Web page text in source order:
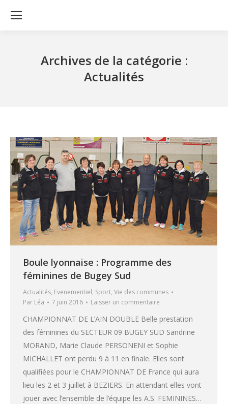
Archives de la catégorie :
Actualités
Boule lyonnaise : Programme des
féminines de Bugey Sud
Actualités, Evenementiel, Sport, Vie des communes
Par Léa 7 juin 2016 Laisser un commentaire
CHAMPIONNAT DE L’AIN DOUBLE Belle prestation
des féminines du SECTEUR 09 BUGEY SUD Sandrine
MORAND, Marie Claude PERSONENI et Sophie
MICHALLET ont perdu 9 à 11 en finale. Elles sont
qualifiées pour le CHAMPIONNAT DE France qui aura
lieu les 2 et 3 juillet à BEZIERS. En attendant elles vont
jouer avec l’ensemble de l’équipe les A.S. FEMININES…